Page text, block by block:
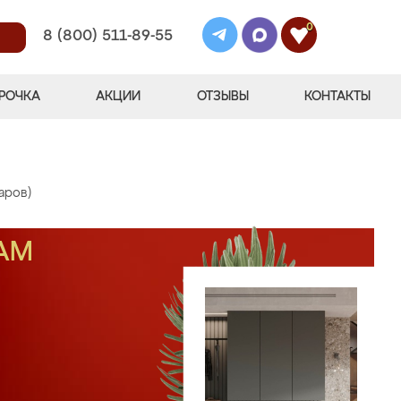
8 (800) 511-89-55
0
АКЦИИ ОТЗЫВЫ КОНТАКТЫ